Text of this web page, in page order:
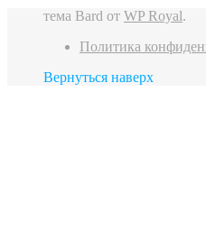
тема Bard от WP Royal.
Политика
Вернуться наверх